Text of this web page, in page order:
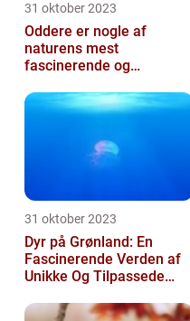
31 oktober 2023
Oddere er nogle af
naturens mest
fascinerende og
31 oktober 2023
Dyr på Grønland: En
Fascinerende Verden af
Unikke Og Tilpassede